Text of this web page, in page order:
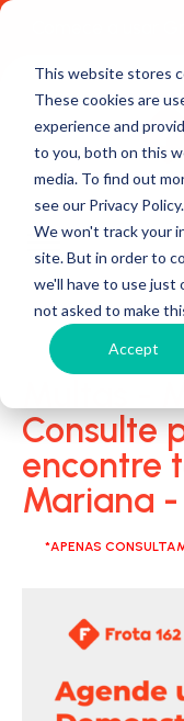
This website stores
These cookies are
experience and
to you, both on this
media. To find out
see our Privacy Policy.
We won't track your
site. But in order to
we'll have to use just
not asked to make
Accept
Consulte
encontre
Mariana -
*APENAS